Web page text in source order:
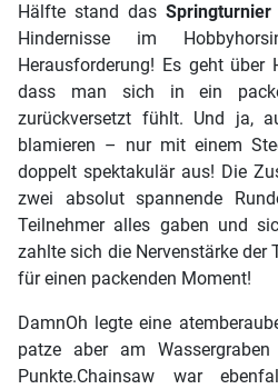
Hälfte stand das Springturnier
Hindernisse im
Herausforderung! Es geht über
dass man sich in ein
zurückversetzt fühlt. Und ja,
blamieren – nur mit einem
doppelt spektakulär aus! Die
zwei absolut spannende
Teilnehmer alles gaben und
zahlte sich die Nervenstärke der
für einen packenden Moment!
DamnOh legte eine
patze aber am
Punkte.Chainsaw war